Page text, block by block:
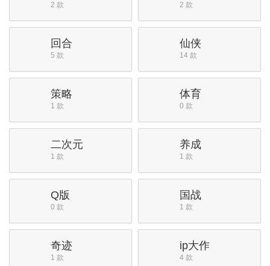
2 款 2 款
回合
5 款
仙侠
14 款
策略
1 款
体育
0 款
二次元
1 款
养成
1 款
Q版
0 款
国战
1 款
奇迹
1 款
ip大作
4 款